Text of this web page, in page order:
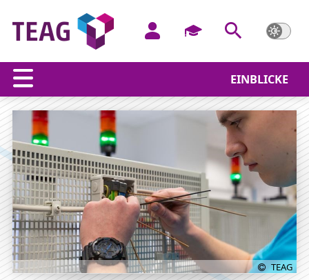
EINBLICKE
Ausbildungsberufe
TEAG